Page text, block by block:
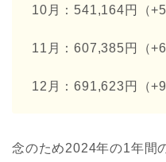
10月：541,164円（
11月：607,385円（
12月：691,623円（
念のため2024年の1年間